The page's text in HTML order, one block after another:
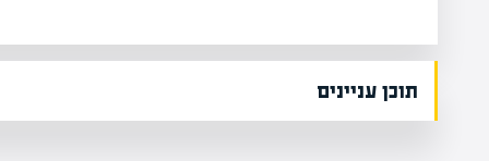
תוכן עניינים